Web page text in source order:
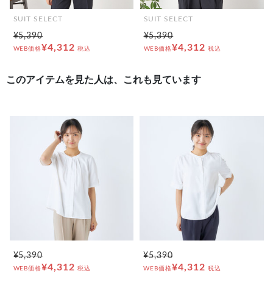
SUIT SELECT
¥5,390
WEB価格¥4,312 税込
SUIT SELECT
¥5,390
WEB価格¥4,312 税込
このアイテムを見た人は、これも見ています
¥5,390
WEB価格¥4,312 税込
¥5,390
WEB価格¥4,312 税込